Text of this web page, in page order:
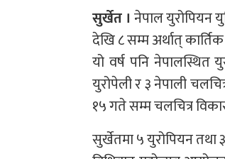
सुर्खेत । नेपाल युरोपियन
देखि ८ सम्म अर्थात्
यो वर्ष पनि नेपालस्थित
युरोपेली र ३ नेपाली
१५ गते सम्म चलचित्र
सुर्खेतमा ५ युरोपियन तथा